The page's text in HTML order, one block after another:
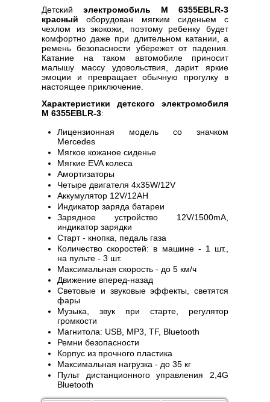
Детский электромобиль M 6355EBLR-3
красный оборудован мягким сиденьем с
чехлом из экокожи, поэтому ребенку будет
комфортно даже при длительном катании, а
ремень безопасности убережет от падения.
Катание на таком автомобиле приносит
малышу массу удовольствия, дарит яркие
эмоции и превращает обычную прогулку в
настоящее приключение.
Характеристики детского электромобиля
M 6355EBLR-3:
Лицензионная модель со значком
Mercedes
Мягкое кожаное сиденье
Мягкие EVA колеса
Амортизаторы
Четыре двигателя 4х35W/12V
Аккумулятор 12V/12AH
Индикатор заряда батареи
Зарядное устройство 12V/1500mA,
индикатор зарядки
Старт - кнопка, педаль газа
Количество скоростей: в машине - 1 шт.,
на пульте - 3 шт.
Максимальная скорость - до 5 км/ч
Движение вперед-назад
Световые и звуковые эффекты, светятся
фары
Музыка, звук при старте, регулятор
громкости
Магнитола: USB, MP3, TF, Bluetooth
Ремни безопасности
Корпус из прочного пластика
Максимальная нагрузка - до 35 кг
Пульт дистанционного управления 2,4G
Bluetooth